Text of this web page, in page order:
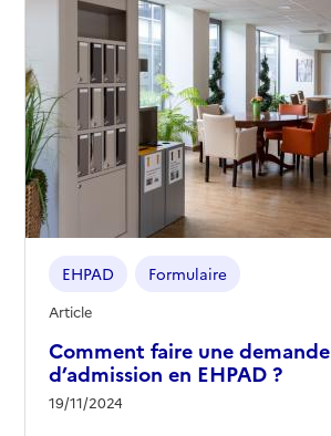
Comment faire une demande
d’admission en EHPAD ?
19/11/2024
EHPAD Formulaire
Article